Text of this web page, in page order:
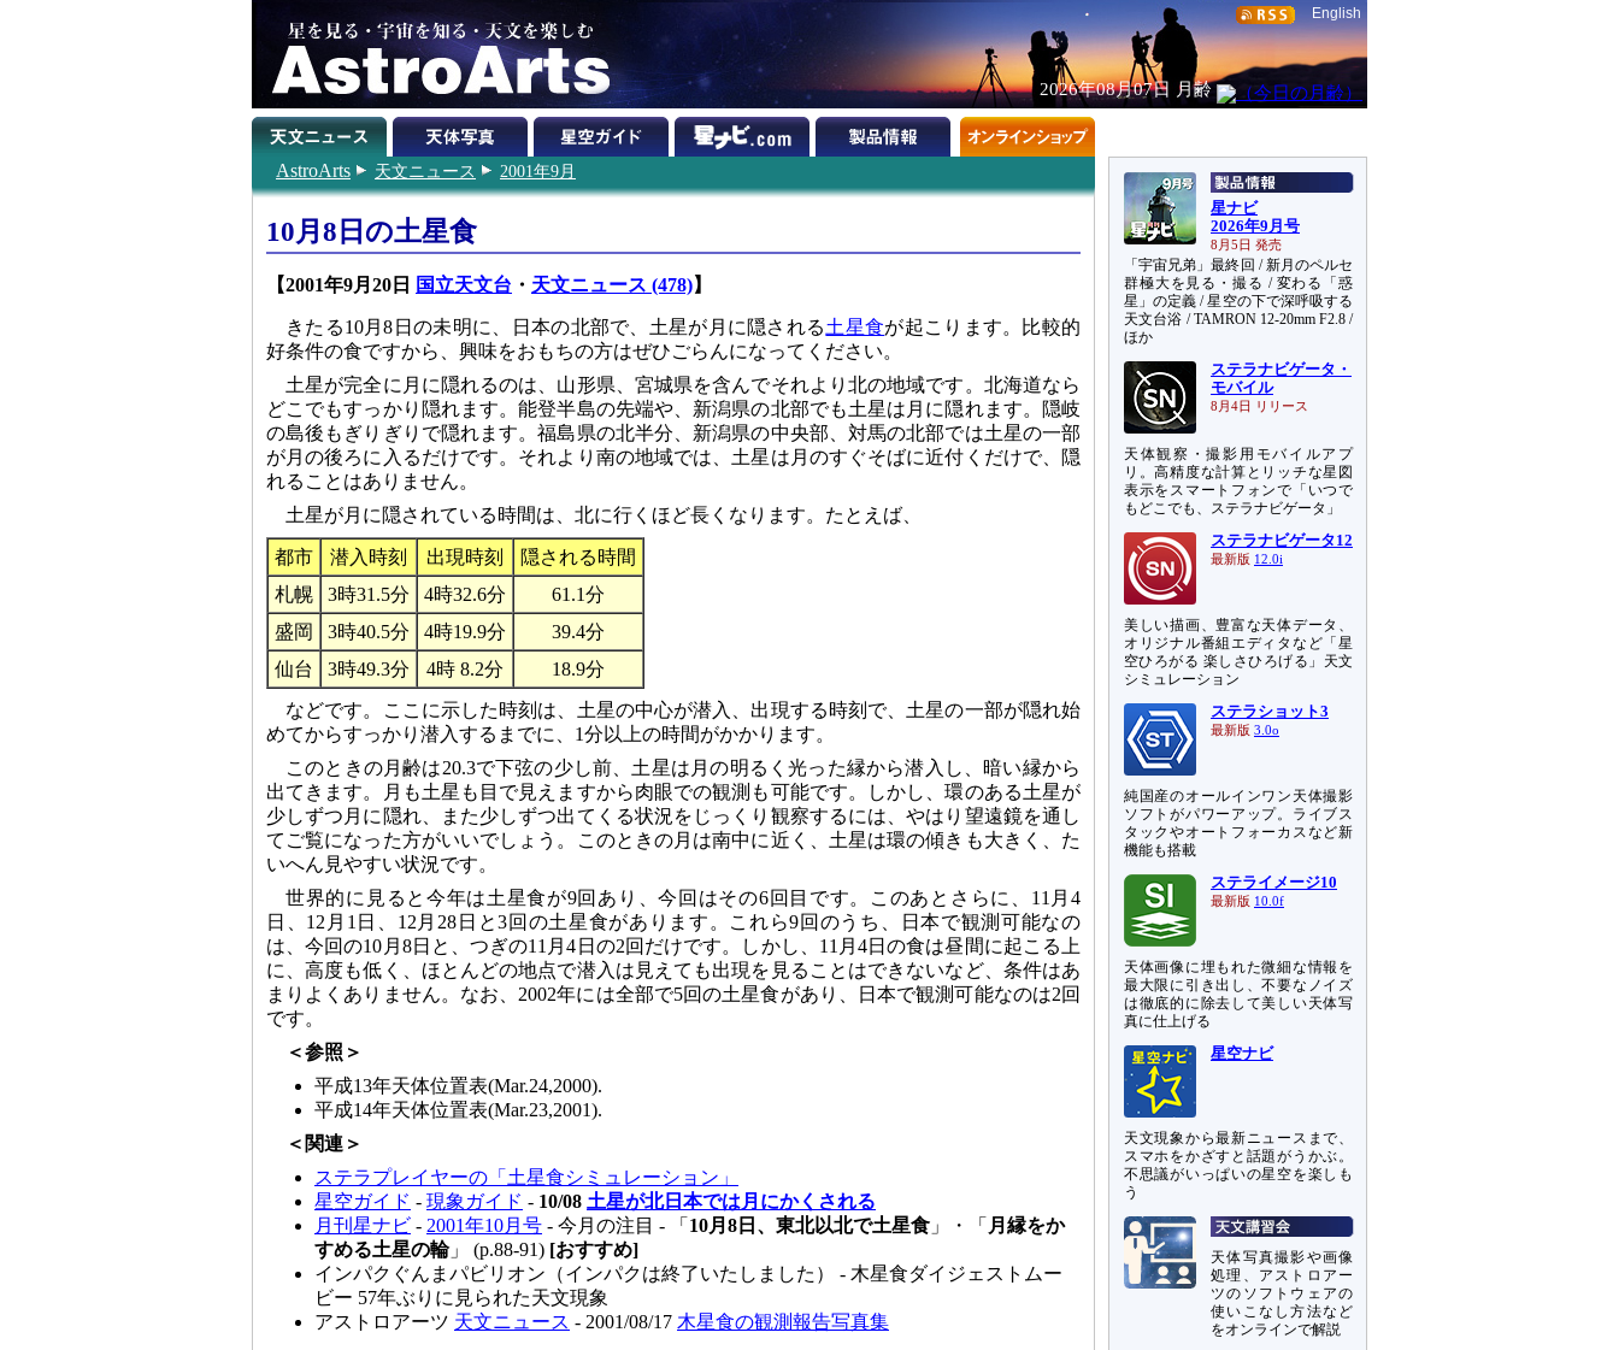
English
2026年08月07日 月齢
AstroArts 天文ニュース 2001年9月
10月8日の土星食
【2001年9月20日 国立天文台 ・ 天文ニュース (478)】
きたる10月8日の未明に、日本の北部で、土星が月に隠される土星食が起こります。比較的
好条件の食ですから、興味をおもちの方はぜひごらんになってください。
土星が完全に月に隠れるのは、山形県、宮城県を含んでそれより北の地域です。北海道なら
どこでもすっかり隠れます。能登半島の先端や、新潟県の北部でも土星は月に隠れます。隠岐
の島後もぎりぎりで隠れます。福島県の北半分、新潟県の中央部、対馬の北部では土星の一部
が月の後ろに入るだけです。それより南の地域では、土星は月のすぐそばに近付くだけで、隠
れることはありません。
土星が月に隠されている時間は、北に行くほど長くなります。たとえば、
都市 潜入時刻 出現時刻
隠される時間
札幌
3時31.5分 4時32.6分
61.1分
盛岡
3時40.5分 4時19.9分
39.4分
仙台
3時49.3分 4時 8.2分
18.9分
などです。ここに示した時刻は、土星の中心が潜入、出現する時刻で、土星の一部が隠れ始
めてからすっかり潜入するまでに、1分以上の時間がかかります。
このときの月齢は20.3で下弦の少し前、土星は月の明るく光った縁から潜入し、暗い縁から
出てきます。月も土星も目で見えますから肉眼での観測も可能です。しかし、環のある土星が
少しずつ月に隠れ、また少しずつ出てくる状況をじっくり観察するには、やはり望遠鏡を通し
てご覧になった方がいいでしょう。このときの月は南中に近く、土星は環の傾きも大きく、た
いへん見やすい状況です。
世界的に見ると今年は土星食が9回あり、今回はその6回目です。このあとさらに、11月4
日、12月1日、12月28日と3回の土星食があります。これら9回のうち、日本で観測可能なの
は、今回の10月8日と、つぎの11月4日の2回だけです。しかし、11月4日の食は昼間に起こる上
に、高度も低く、ほとんどの地点で潜入は見えても出現を見ることはできないなど、条件はあ
まりよくありません。なお、2002年には全部で5回の土星食があり、日本で観測可能なのは2回
です。
＜参照＞
平成13年天体位置表(Mar.24,2000).
平成14年天体位置表(Mar.23,2001).
＜関連＞
ステラプレイヤーの「土星食シミュレーション」
星空ガイド - 現象ガイド - 10/08 土星が北日本では月にかくされる
月刊星ナビ - 2001年10月号 - 今月の注目 - 「 10月8日、東北以北で土星食 」・「 月縁をか
すめる土星の輪」 (p.88-91) [おすすめ]
インパクぐんまパビリオン（インパクは終了いたしました） - 木星食ダイジェストムー
ビー 57年ぶりに見られた天文現象
アストロアーツ 天文ニュース - 2001/08/17 木星食の観測報告写真集
星ナビ
2026年9月号
8月5日 発売
「宇宙兄弟」最終回 / 新月のペルセ
群極大を見る・撮る / 変わる「惑
星」の定義 / 星空の下で深呼吸する
天文台浴 / TAMRON 12-20mm F2.8 /
ほか
ステラナビゲータ・
モバイル
8月4日 リリース
天体観察・撮影用モバイルアプ
リ。高精度な計算とリッチな星図
表示をスマートフォンで「いつで
もどこでも、ステラナビゲータ」
ステラナビゲータ12
最新版 12.0i
美しい描画、豊富な天体データ、
オリジナル番組エディタなど「星
空ひろがる 楽しさひろげる」天文
シミュレーション
ステラショット3
最新版 3.0o
純国産のオールインワン天体撮影
ソフトがパワーアップ。ライブス
タックやオートフォーカスなど新
機能も搭載
ステライメージ10
最新版 10.0f
天体画像に埋もれた微細な情報を
最大限に引き出し、不要なノイズ
は徹底的に除去して美しい天体写
真に仕上げる
星空ナビ
天文現象から最新ニュースまで、
スマホをかざすと話題がうかぶ。
不思議がいっぱいの星空を楽しも
う
天体写真撮影や画像
処理、アストロアー
ツのソフトウェアの
使いこなし方法など
をオンラインで解説